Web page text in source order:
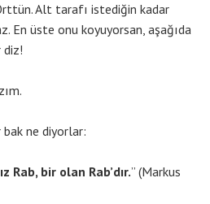
Alt tarafı istediğin kadar
En üste onu koyuyorsan, aşağıda
diz!
ne diyorlar:
Rab, bir olan Rab’dır.” (Markus